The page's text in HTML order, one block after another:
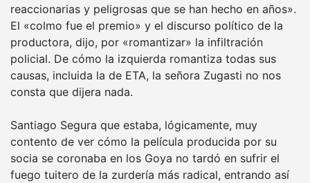
reaccionarias y peligrosas que se han hecho en años».
El «colmo fue el premio» y el discurso político de la
productora, dijo, por «romantizar» la infiltración
policial. De cómo la izquierda romantiza todas sus
causas, incluida la de ETA, la señora Zugasti no nos
consta que dijera nada.
Santiago Segura que estaba, lógicamente, muy
contento de ver cómo la película producida por su
socia se coronaba en los Goya no tardó en sufrir el
fuego tuitero de la zurdería más radical, entrando así